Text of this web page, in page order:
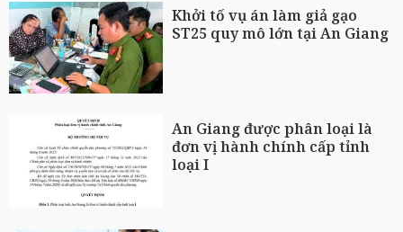
Khởi tố vụ án làm giả gạo
ST25 quy mô lớn tại An Giang
An Giang được phân loại là
đơn vị hành chính cấp tỉnh
loại I